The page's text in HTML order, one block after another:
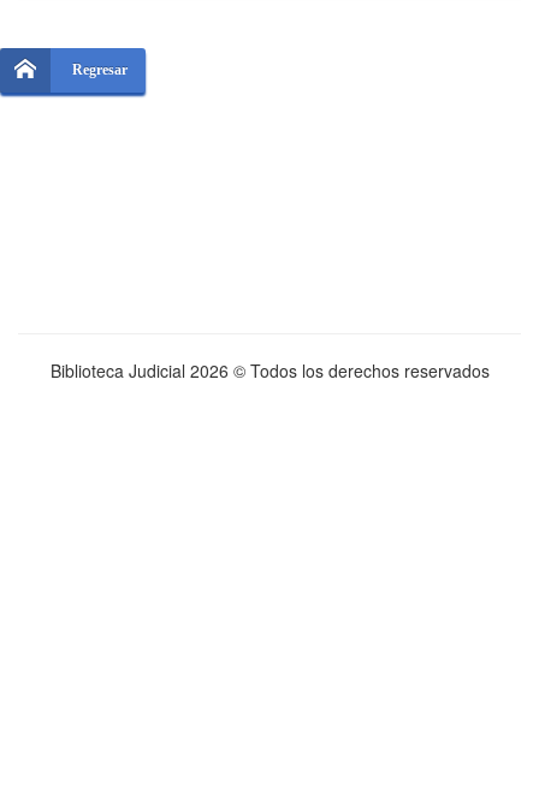
Regresar
Biblioteca Judicial 2026 © Todos los derechos reservados